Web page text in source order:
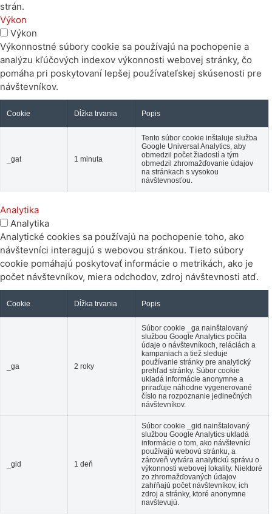
strán.
Výkon
Výkon
Výkonnostné súbory cookie sa používajú na pochopenie a
analýzu kľúčových indexov výkonnosti webovej stránky, čo
pomáha pri poskytovaní lepšej používateľskej skúsenosti pre
návštevníkov.
Cookie Dĺžka trvania Popis
_gat 1 minuta
Tento súbor cookie inštaluje služba
Google Universal Analytics, aby
obmedzil počet žiadostí a tým
obmedzil zhromažďovanie údajov
na stránkach s vysokou
návštevnosťou.
Analytika
Analytika
Analytické cookies sa používajú na pochopenie toho, ako
návštevníci interagujú s webovou stránkou. Tieto súbory
cookie pomáhajú poskytovať informácie o metrikách, ako je
počet návštevníkov, miera odchodov, zdroj návštevnosti atď.
Cookie Dĺžka trvania Popis
_ga 2 roky
Súbor cookie _ga nainštalovaný
službou Google Analytics počíta
údaje o návštevníkoch, reláciách a
kampaniach a tiež sleduje
používanie stránky pre analytický
prehľad stránky. Súbor cookie
ukladá informácie anonymne a
priraďuje náhodne vygenerované
číslo na rozpoznanie jedinečných
návštevníkov.
_gid 1 deň
Súbor cookie _gid nainštalovaný
službou Google Analytics ukladá
informácie o tom, ako návštevníci
používajú webovú stránku, a
zároveň vytvára analytickú správu o
výkonnosti webovej lokality. Niektoré
zo zhromažďovaných údajov
zahŕňajú počet návštevníkov, ich
zdroj a stránky, ktoré anonymne
navštevujú.